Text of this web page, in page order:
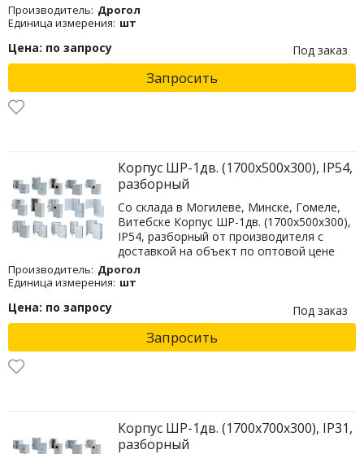
Производитель: Дрогол
Единица измерения: шт
Цена: по запросу Под заказ
Запросить
Корпус ШР-1дв. (1700х500х300), IP54,
разборный
Со склада в Могилеве, Минске, Гомеле,
Витебске Корпус ШР-1дв. (1700х500х300),
IP54, разборный от производителя с
доставкой на объект по оптовой цене
Производитель: Дрогол
Единица измерения: шт
Цена: по запросу Под заказ
Запросить
Корпус ШР-1дв. (1700х700х300), IP31,
разборный